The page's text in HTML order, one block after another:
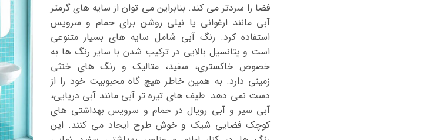
فضا را سردتر می کند. بنابراین می توان از سایه های گرمتر
آبی مانند ارغوانی یا نیلی روشن برای حمام و سرویس
استفاده کرد. رنگ آبی شامل سایه های بسیار متنوعی
است و پتانسیل بالایی در ترکیب شدن با سایر رنگ ها به
خصوص خاکستری، سفید، متالیک و رنگ های خنثی
زمینی دارد. به همین خاطر هیچ گاه محبوبیت خود را از
دست نمی دهد. طیف های تیره تر آبی مانند آبی دریایی،
آبی سیر و آبی رویال در حمام و سرویس بهداشتی های
کوچک فضایی شیک و خوش طرح ایجاد می کنند. این